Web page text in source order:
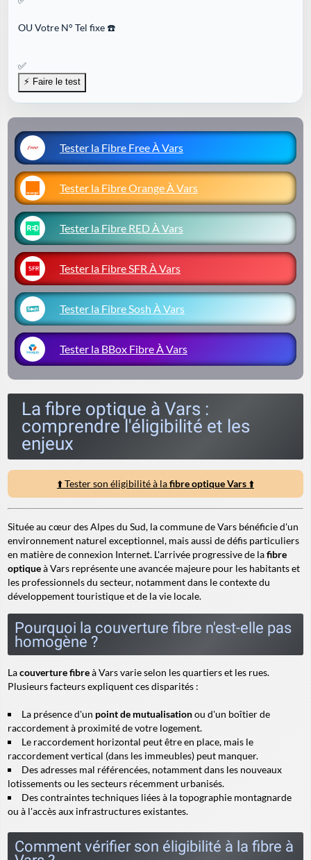
OUVotre N° Tel fixe ☎️
✅
Tester la Fibre Free À Vars
Tester la Fibre Orange À Vars
Tester la Fibre RED À Vars
Tester la Fibre SFR À Vars
Tester la Fibre Sosh À Vars
Tester la BBox Fibre À Vars
La fibre optique à Vars :
comprendre l'éligibilité et les
enjeux
⬆️ Tester son éligibilité à lafibre optique Vars ⬆️
Située au cœur des Alpes du Sud, la commune de Vars bénéficie d'un
environnement naturel exceptionnel, mais aussi de défis particuliers
en matière de connexion Internet. L'arrivée progressive de lafibre
optiqueà Vars représente une avancée majeure pour les habitants et
les professionnels du secteur, notamment dans le contexte du
développement touristique et de la vie locale.
Pourquoi la couverture fibre n'est-elle pas
homogène ?
Lacouverture fibreà Vars varie selon les quartiers et les rues.
Plusieurs facteurs expliquent ces disparités :
La présence d'un point de mutualisationou d'un boîtier de
raccordement à proximité de votre logement.
Le raccordement horizontal peut être en place, mais le
raccordement vertical (dans les immeubles) peut manquer.
Des adresses mal référencées, notamment dans les nouveaux
lotissements ou les secteurs récemment urbanisés.
Des contraintes techniques liées à la topographie montagnarde
ou à l'accès aux infrastructures existantes.
Comment vérifier son éligibilité à la fibre à